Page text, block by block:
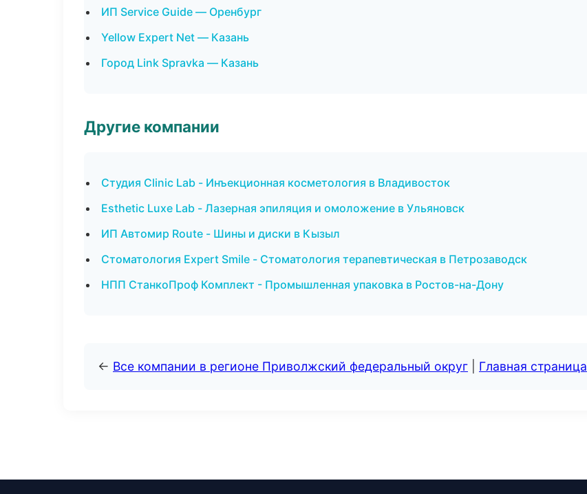
ИП Service Guide — Оренбург
Yellow Expert Net — Казань
Город Link Spravka — Казань
Другие компании
Студия Clinic Lab - Инъекционная косметология в Владивосток
Esthetic Luxe Lab - Лазерная эпиляция и омоложение в Ульяновск
ИП Автомир Route - Шины и диски в Кызыл
Стоматология Expert Smile - Стоматология терапевтическая в Петрозаводск
НПП СтанкоПроф Комплект - Промышленная упаковка в Ростов-на-Дону
← Все компании в регионе Приволжский федеральный округ Главная страница